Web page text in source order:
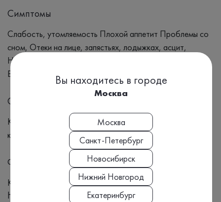
Симптомы
Слабость, утомляемость Плохой аппетит Проблемы со
сном, Отеки на лице, запястьях, лодыжках, асцит,
Нарушения мочеиспускания Боль в поясничной области
Высокое артериальное давление.
Синонимы
Креатинин, Почки, Креатин, Почечная недостаточность,
креатинин
Формат выдачи результата
Количественный
Номенклатура МЗ РФ, Приказ №804н:
Вы находитесь в городе
Москва
Москва
Санкт-Петербург
Новосибирск
Нижний Новгород
Екатеринбург